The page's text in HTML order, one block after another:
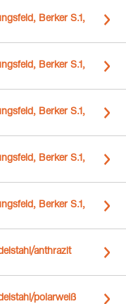
Berker S.1,
Berker S.1,
Berker S.1,
Berker S.1,
Berker S.1,
anthrazit
polarweiß